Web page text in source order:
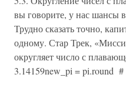
вы говорите, у нас шансы
Трудно сказать точно,
одному. Стар Трек,
округляет число с
3.14159new_pi = pi.round #